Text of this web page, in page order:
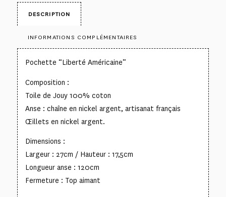
DESCRIPTION
INFORMATIONS COMPLÉMENTAIRES
Pochette “Liberté Américaine”
Composition :
Toile de Jouy 100% coton
Anse : chaîne en nickel argent, artisanat français
Œillets en nickel argent.
Dimensions :
Largeur : 27cm / Hauteur : 17,5cm
Longueur anse : 120cm
Fermeture : Top aimant